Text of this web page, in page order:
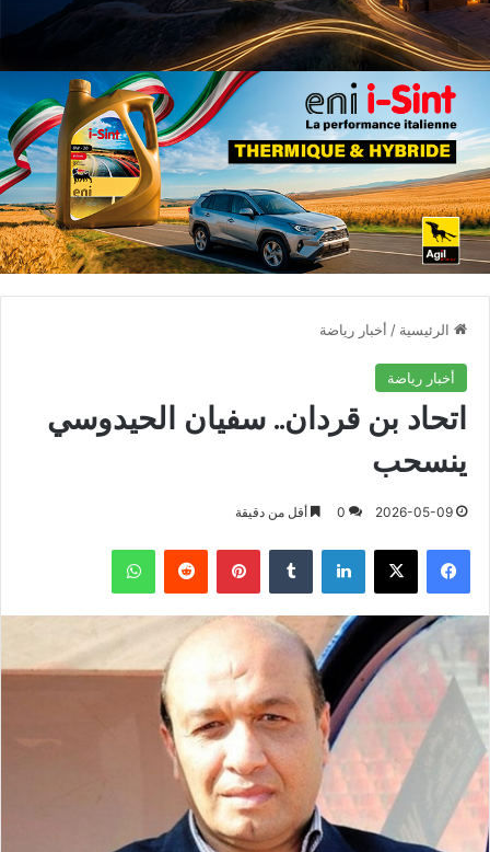
الرئيسية / أخبار رياضة
أخبار رياضة
اتحاد بن قردان.. سفيان الحيدوسي
ينسحب
2026-05-09
0 أقل من دقيقة
فيسبوك X لينكدإن بينتيريست واتساب